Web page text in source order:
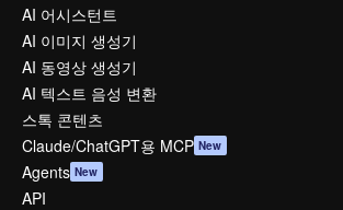
AI 어시스턴트
AI 이미지 생성기
AI 동영상 생성기
AI 텍스트 음성 변환
스톡 콘텐츠
Claude/ChatGPT용 MCP New
Agents New
API